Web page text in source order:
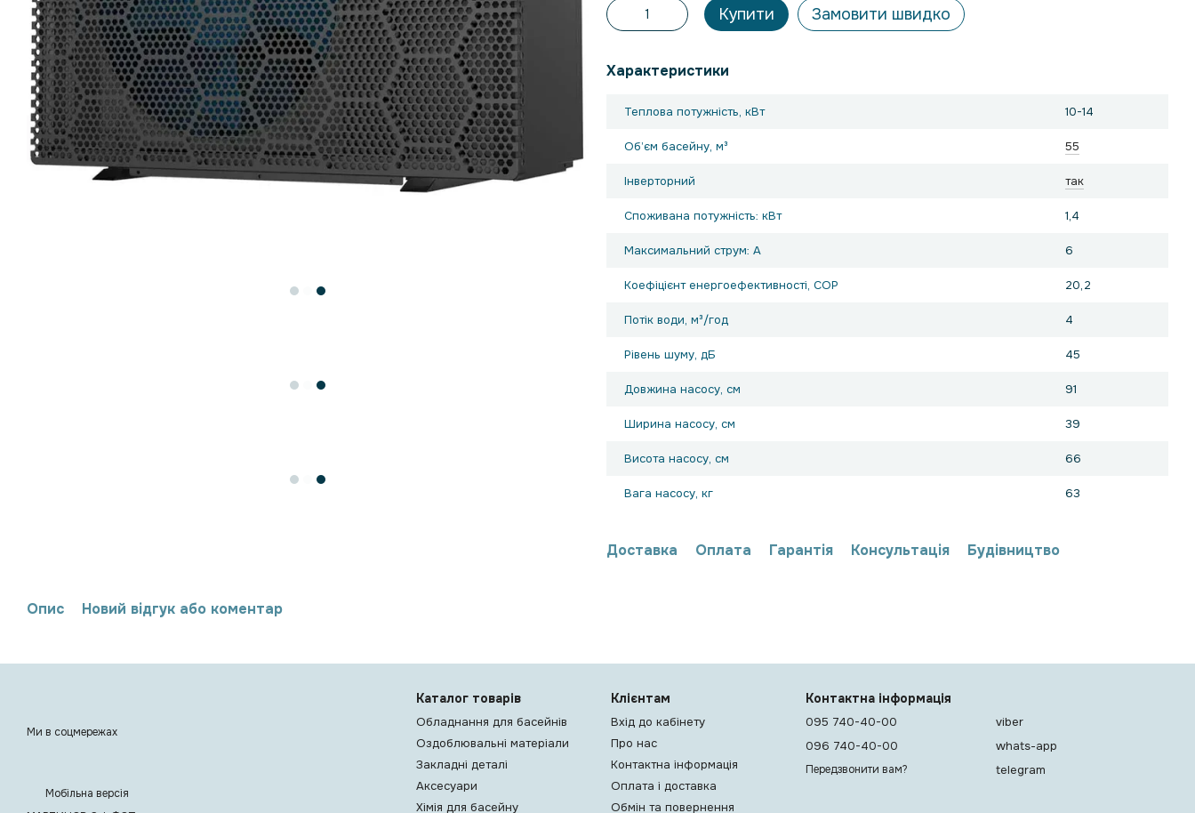
Купити Замовити швидко
Характеристики
Теплова потужність, кВт 10-14
Об’єм басейну, м³ 55
Інверторний так
Споживана потужність: кВт 1,4
Максимальний струм: А 6
Коефіцієнт енергоефективності, COP 20,2
Потік води, м³/год 4
Рівень шуму, дБ 45
Довжина насосу, см 91
Ширина насосу, см 39
Висота насосу, см 66
Вага насосу, кг 63
Доставка Оплата Гарантія Консультація Будівництво
Опис Новий відгук або коментар
Ми в соцмережах
Мобільна версія
Каталог товарів
Обладнання для басейнів
Оздоблювальні матеріали
Закладні деталі
Аксесуари
Хімія для басейну
Клієнтам
Вхід до кабінету
Про нас
Контактна інформація
Оплата і доставка
Обмін та повернення
Контактна інформація
095 740-40-00
096 740-40-00
Передзвонити вам?
viber
whats-app
telegram